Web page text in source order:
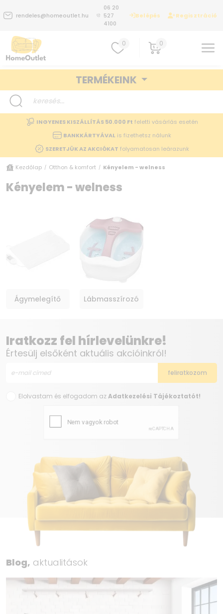
rendeles@homeoutlet.hu
06 20
527
4100
Belépés Regisztráció
0 0
TERMÉKEINK
INGYENES KISZÁLLÍTÁS 50.000 Ft feletti vásárlás esetén
BANKKÁRTYÁVALis fizethetsz nálunk
SZERETJÜK AZ AKCIÓKAT folyamatosan leárazunk
Kezdőlap / Otthon & komfort / Kényelem - welness
Kényelem - welness
Ágymelegítő Lábmasszírozó
Iratkozz fel hírlevelünkre!
Értesülj elsőként aktuális akcióinkról!
Elolvastam és elfogadom azAdatkezelési Tájékoztatót!
Blog, aktualitások